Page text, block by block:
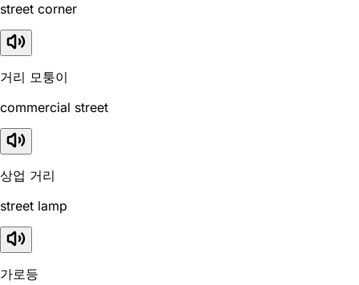
street corner
거리 모퉁이
commercial street
상업 거리
street lamp
가로등